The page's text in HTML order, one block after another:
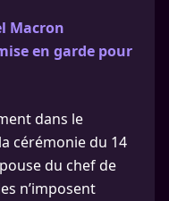
Macron
en garde pour
dans le
cérémonie du 14
du chef de
n’imposent